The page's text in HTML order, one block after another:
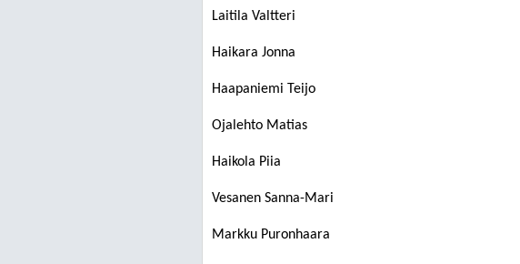
Laitila Valtteri
Haikara Jonna
Haapaniemi Teijo
Ojalehto Matias
Haikola Piia
Vesanen Sanna-Mari
Markku Puronhaara